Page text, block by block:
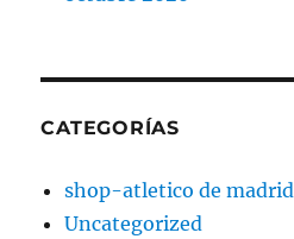
CATEGORÍAS
shop-atletico de madrid
Uncategorized